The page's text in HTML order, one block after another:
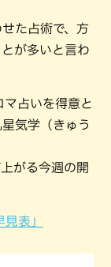
た占術で、方
が多いと言わ
占いを得意と
気学（きゅう
がる今週の開
表」